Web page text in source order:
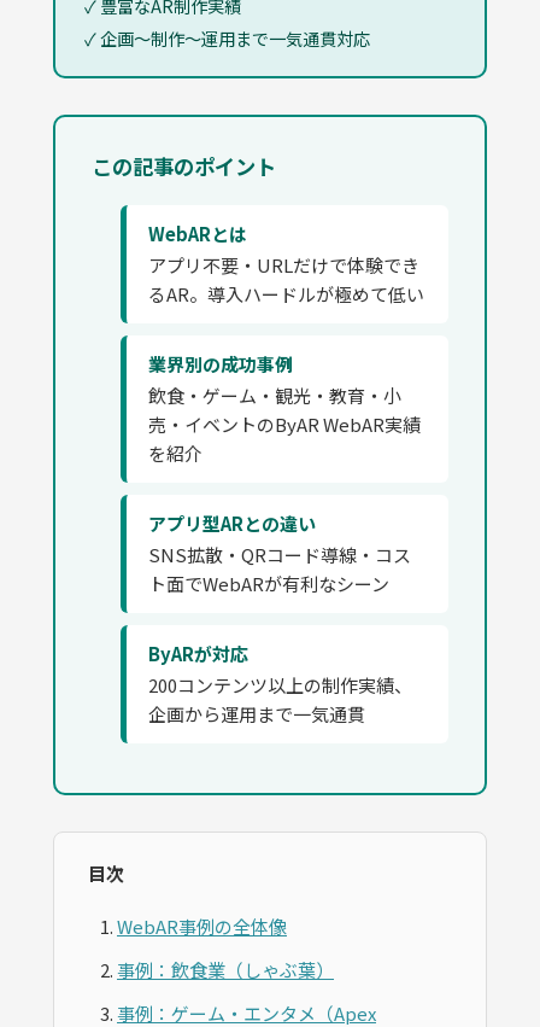
✓ 企画〜制作〜運用まで一気通貫対応
この記事のポイント
WebARとは
アプリ不要・URLだけで体験でき
るAR。導入ハードルが極めて低い
業界別の成功事例
飲食・ゲーム・観光・教育・小
売・イベントのByAR WebAR実績
を紹介
アプリ型ARとの違い
SNS拡散・QRコード導線・コス
ト面でWebARが有利なシーン
ByARが対応
200コンテンツ以上の制作実績、
企画から運用まで一気通貫
目次
WebAR事例の全体像
事例：飲食業（しゃぶ葉）
事例：ゲーム・エンタメ（Apex